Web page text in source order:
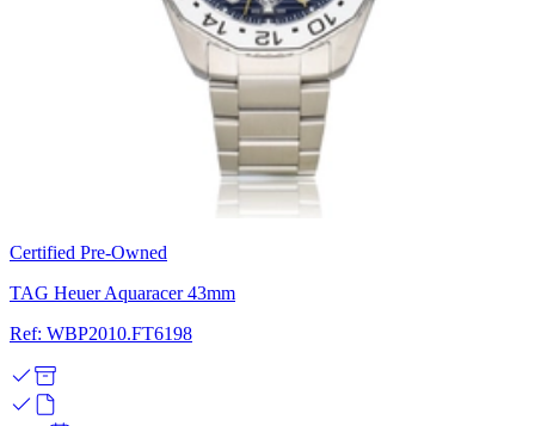
Certified Pre-Owned
TAG Heuer Aquaracer 43mm
Ref: WBP2010.FT6198